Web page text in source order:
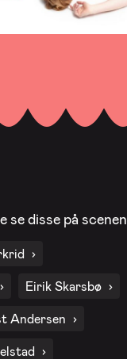
se disse på scenen
Eirik Skarsbø
Andersen